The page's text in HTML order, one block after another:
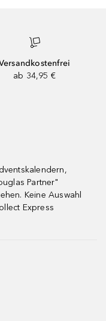
ab 34,95 €
Partner"
Keine Auswahl
Express